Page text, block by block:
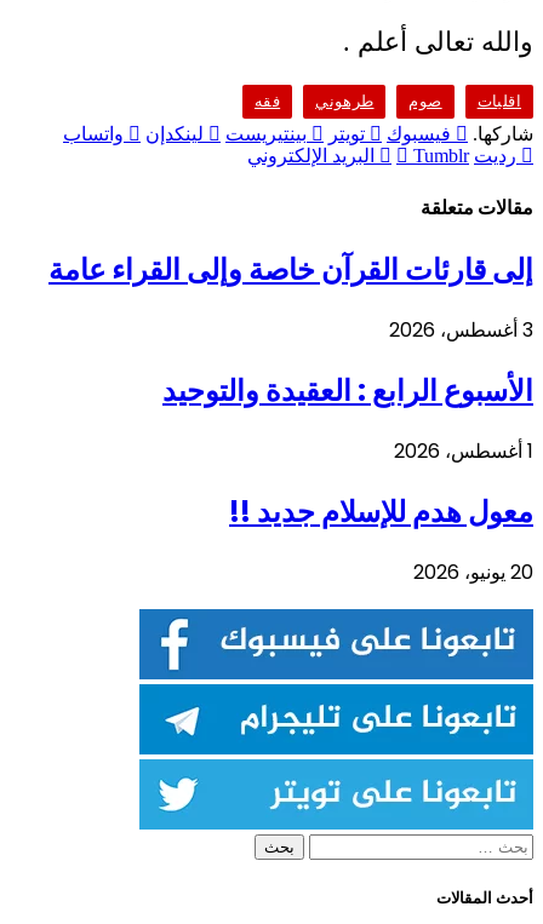
والله تعالى أعلم .
اقليات صوم طرهوني فقه
شاركها. فيسبوك تويتر بينتيريست لينكدإن
واتساب
رديت Tumblr البريد الإلكتروني
مقالات متعلقة
إلى قارئات القرآن خاصة وإلى القراء عامة
3 أغسطس، 2026
الأسبوع الرابع : العقيدة والتوحيد
1 أغسطس، 2026
معول هدم للإسلام جديد !!
20 يونيو، 2026
البحث
أحدث المقالات